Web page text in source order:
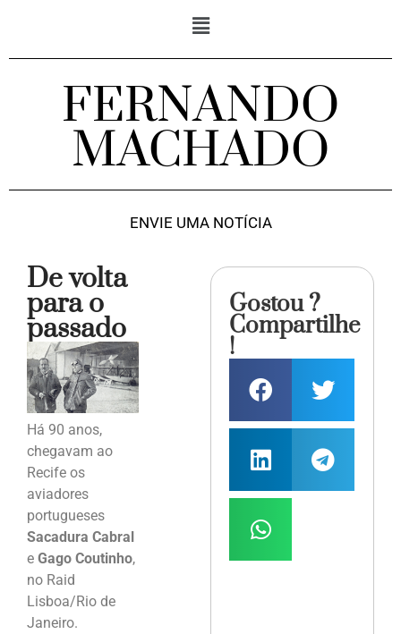
FERNANDO
MACHADO
ENVIE UMA NOTÍCIA
De volta
para o
passado
Há 90 anos,
chegavam ao
Recife os
aviadores
portugueses
Sacadura Cabral
e Gago Coutinho,
no Raid
Lisboa/Rio de
Janeiro.
Gostou ?
Compartilhe
!